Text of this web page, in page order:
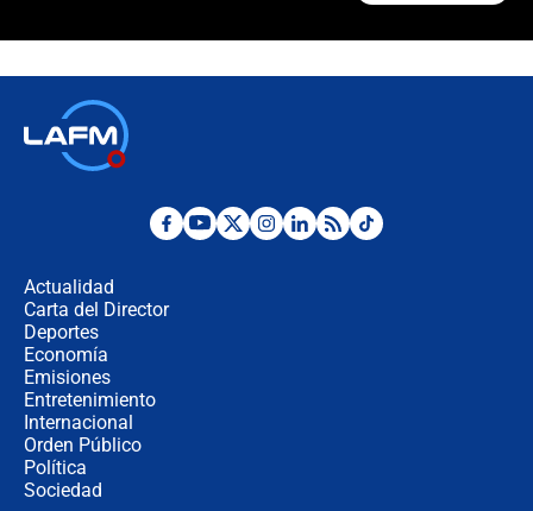
Posesión de Abelardo De La Espriella
Actualidad
Carta del Director
Deportes
Economía
Emisiones
Entretenimiento
Internacional
Orden Público
Política
Sociedad